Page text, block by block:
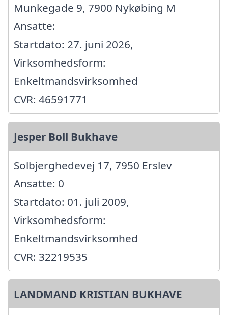
Munkegade 9, 7900 Nykøbing M
Ansatte:
Startdato: 27. juni 2026,
Virksomhedsform:
Enkeltmandsvirksomhed
CVR: 46591771
Jesper Boll Bukhave
Solbjerghedevej 17, 7950 Erslev
Ansatte: 0
Startdato: 01. juli 2009,
Virksomhedsform:
Enkeltmandsvirksomhed
CVR: 32219535
LANDMAND KRISTIAN BUKHAVE